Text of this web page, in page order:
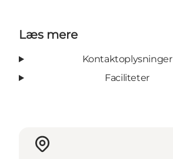
Læs mere
Kontaktoplysninger
Faciliteter